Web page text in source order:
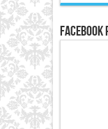
Facebook